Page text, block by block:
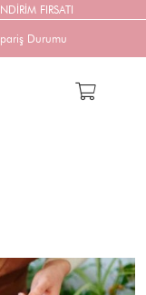
FIRSATI
Durumu